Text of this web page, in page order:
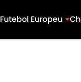
Futebol Europeu